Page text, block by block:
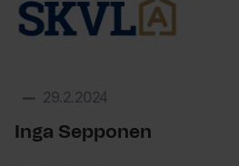
29.2.2024
Inga Sepponen